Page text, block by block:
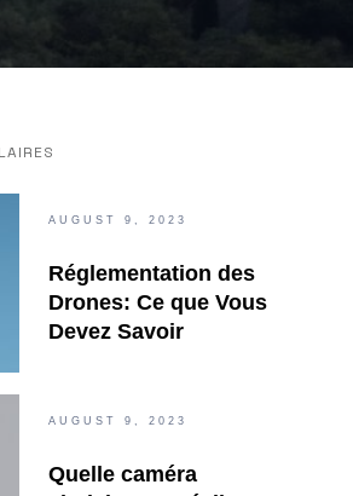
AUGUST 9, 2023
Réglementation des
Drones: Ce que Vous
Devez Savoir
AUGUST 9, 2023
Quelle caméra